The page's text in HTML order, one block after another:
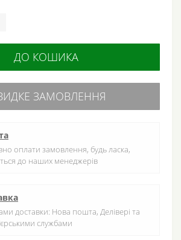
ДО КОШИКА
ЗАМОВЛЕННЯ
оплати замовлення, будь ласка,
до наших менеджерів
доставки: Нова пошта, Делівері та
службами